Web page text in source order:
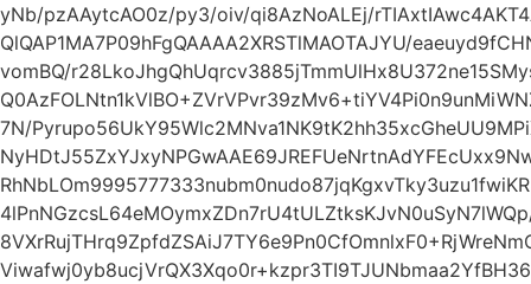
yNb/pzAAytcAO0z/py3/oiv/qi8AzNoALEj/
QlQAP1MA7P09hFgQAAAA2XRSTlMAOTAJYU/
vomBQ/
7N/